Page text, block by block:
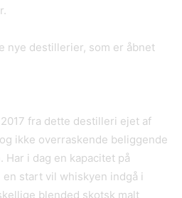
nye destillerier, som er åbnet
fra dette destilleri ejet af
ikke overraskende beliggende
i dag en kapacitet på
start vil whiskyen indgå i
blended skotsk malt